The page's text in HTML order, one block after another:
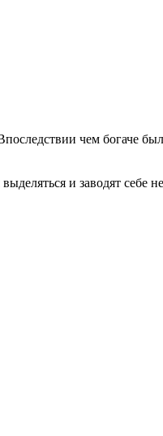
чем богаче
и заводят себе